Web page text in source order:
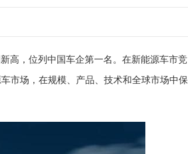
高，位列中国车企第一名。在新能源车市竞
市场，在规模、产品、技术和全球市场中保